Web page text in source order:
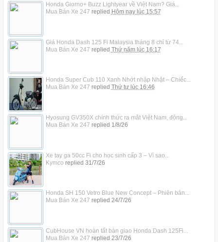
Honda Giorno+ Buzz Lightyear về Việt Nam? Giá...
Mua Bán Xe 247 replied Hôm nay lúc 15:57
Giá Honda Dash 125 Fi Malaysia tháng 8 chỉ từ 74...
Mua Bán Xe 247 replied Thứ năm lúc 16:17
Honda Super Cub 110 Xanh Nhớt nhập Nhật – Chiếc...
Mua Bán Xe 247 replied Thứ tư lúc 16:46
Hyosung GV350X chính thức ra mắt Việt Nam, động...
Mua Bán Xe 247 replied 1/8/26
Xe tay ga 50cc Fi cho học sinh cấp 3 – Vì sao...
Kymco replied 31/7/26
Honda SH 150 Vetro Blue New Concept – Phiên bản...
Mua Bán Xe 247 replied 24/7/26
CubHouse VN hoàn tất bàn giao Honda Dash 125Fi...
Mua Bán Xe 247 replied 23/7/26